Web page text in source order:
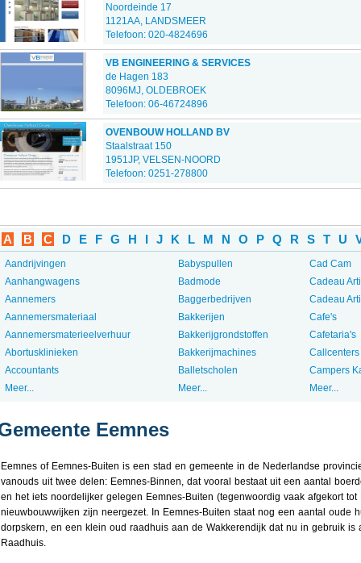
Noordeinde 17
1121AA, LANDSMEER
Telefoon: 020-4824696
VB ENGINEERING & SERVICES
de Hagen 183
8096MJ, OLDEBROEK
Telefoon: 06-46724896
OVENBOUW HOLLAND BV
Staalstraat 150
1951JP, VELSEN-NOORD
Telefoon: 0251-278800
A B C D E F G H I J K L M N O P Q R S T U
Aandrijvingen
Aanhangwagens
Aannemers
Aannemersmateriaal
Aannemersmaterieelverhuur
Abortusklinieken
Accountants
Meer...
Babyspullen
Badmode
Baggerbedrijven
Bakkerijen
Bakkerijgrondstoffen
Bakkerijmachines
Balletscholen
Meer...
Cad Cam
Cadeau
Cadeau
Cafe's
Cafetaria's
Callcenters
Campers
Meer...
Eemnes
Eemnes of Eemnes-Buiten is een stad en gemeente in de Nederlandse
vanouds uit twee delen: Eemnes-Binnen, dat vooral bestaat uit een aantal
en het iets noordelijker gelegen Eemnes-Buiten (tegenwoordig vaak afgekort
nieuwbouwwijken zijn neergezet. In Eemnes-Buiten staat nog een aantal oude
dorpskern, en een klein oud raadhuis aan de Wakkerendijk dat nu in gebruik is
Raadhuis.